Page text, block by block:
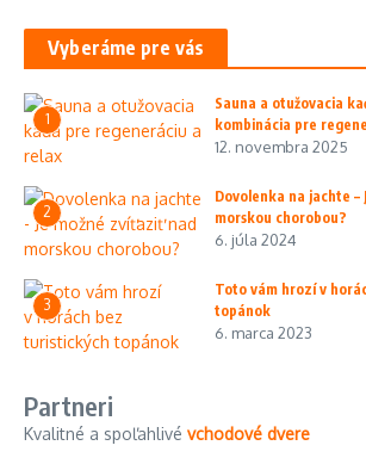
Vyberáme pre vás
1
Sauna a otužovacia
kombinácia pre
12. novembra 2025
2
Dovolenka na jachte –
morskou chorobou?
6. júla 2024
3
Toto vám hrozí v
topánok
6. marca 2023
Partneri
Kvalitné a spoľahlivé vchodové dvere